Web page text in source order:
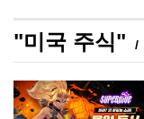
"미국 주식"